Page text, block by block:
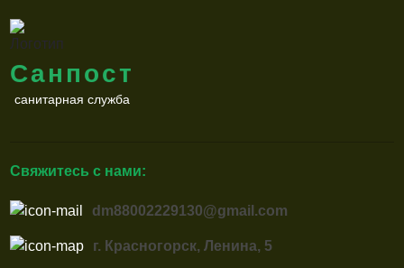
Санпост
санитарная служба
Свяжитесь с нами:
dm88002229130@gmail.com
г. Красногорск, Ленина, 5